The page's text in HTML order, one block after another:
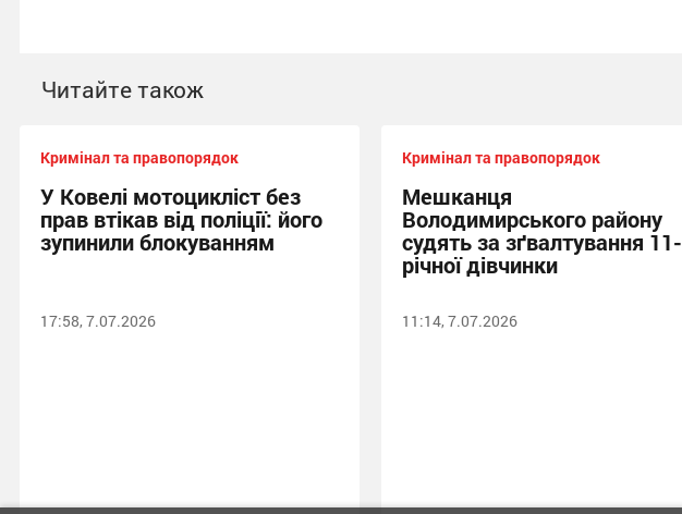
Читайте також
Кримінал та правопорядок
У Ковелі мотоцикліст без
прав втікав від поліції: його
зупинили блокуванням
17:58, 7.07.2026
Кримінал та правопорядок
Мешканця
Володимирського району
судять за зґвалтування 11-
річної дівчинки
11:14, 7.07.2026